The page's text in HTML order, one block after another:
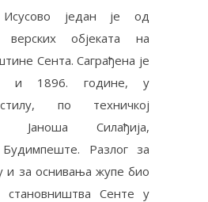
један је од
верских објеката на
Сента. Саграђена је
и 1896. године, у
по техничкој
Јаноша Силађија,
Разлог за
и за оснивања жупе био
становништва Сенте у